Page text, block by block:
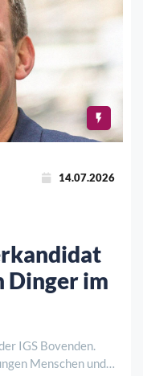
14.07.2026
Dinger im
IGS Bovenden.
Menschen und